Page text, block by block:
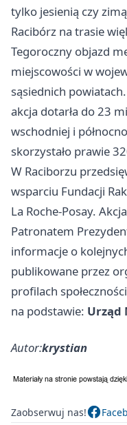
tylko jesienią czy
Racibórz na trasie
Tegoroczny objazd
miejscowości w
sąsiednich
akcja dotarła do 23
wschodniej i
skorzystało prawie
W Raciborzu
wsparciu Fundacji
La Roche-Posay.
Patronatem
informacje o
publikowane przez
profilach
na podstawie: Urząd
Autor:krystian
Zaobserwuj nas!